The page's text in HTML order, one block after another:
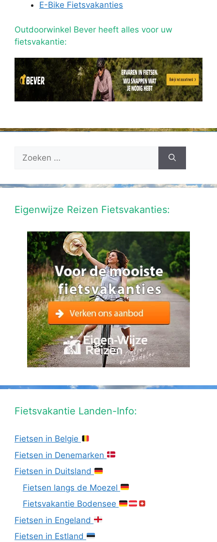
E-Bike Fietsvakanties
Outdoorwinkel Bever heeft alles voor uw
fietsvakantie:
Zoek
Eigenwijze Reizen Fietsvakanties:
Fietsvakantie Landen-Info:
Fietsen in Belgie
Fietsen in Denemarken
Fietsen in Duitsland
Fietsen langs de Moezel
Fietsvakantie Bodensee
Fietsen in Engeland
Fietsen in Estland